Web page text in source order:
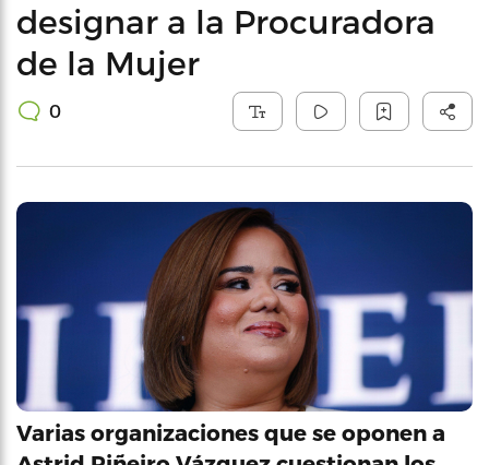
designar a la Procuradora
de la Mujer
0
Varias organizaciones que se oponen a